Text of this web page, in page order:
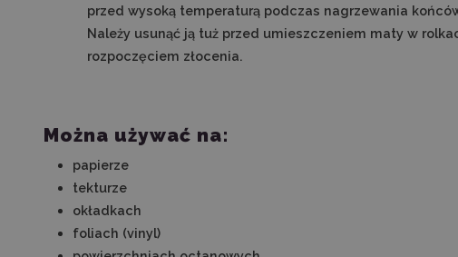
przed wysoką temperaturą podczas nagrzewania
Należy usunąć ją tuż przed umieszczeniem maty w
rozpoczęciem złocenia.
Można używać na:
papierze
tekturze
okładkach
foliach (vinyl)